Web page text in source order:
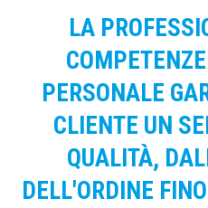
LA
PERSONALE
CLIENTE UN
QUALITÀ,
DELL'ORDINE